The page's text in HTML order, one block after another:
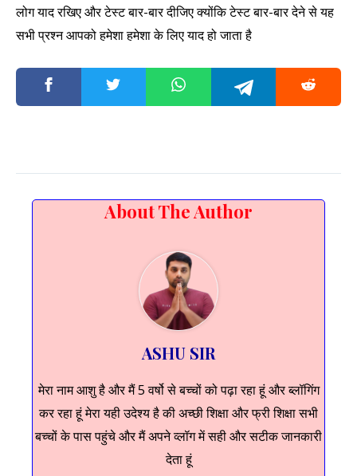
लोग याद रखिए और टेस्ट बार-बार दीजिए क्योंकि टेस्ट बार-बार देने से यह
सभी प्रश्न आपको हमेशा हमेशा के लिए याद हो जाता है
About The Author
ASHU SIR
मेरा नाम आशु है और मैं 5 वर्षो से बच्चों को पढ़ा रहा हूं और ब्लॉगिंग
कर रहा हूं मेरा यही उदेश्य है की अच्छी शिक्षा और फ्री शिक्षा सभी
बच्चों के पास पहुंचे और मैं अपने व्लॉग में सही और सटीक जानकारी
देता हूं